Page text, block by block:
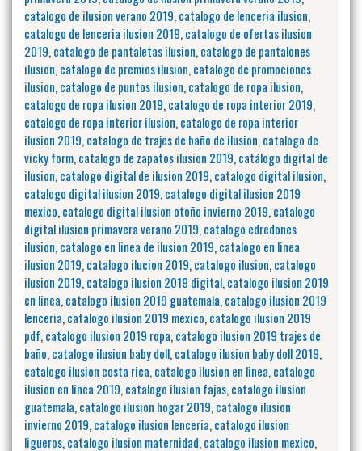
catalogo de ilusion verano 2019,catalogo de lenceria ilusion,
catalogo de lenceria ilusion 2019,catalogo de ofertas ilusion
2019,catalogo de pantaletas ilusion,catalogo de pantalones
ilusion,catalogo de premios ilusion,catalogo de promociones
ilusion,catalogo de puntos ilusion,catalogo de ropa ilusion,
catalogo de ropa ilusion 2019,catalogo de ropa interior 2019,
catalogo de ropa interior ilusion,catalogo de ropa interior
ilusion 2019,catalogo de trajes de baño de ilusion,catalogo de
vicky form,catalogo de zapatos ilusion 2019,catálogo digital de
ilusion,catalogo digital de ilusion 2019,catalogo digital ilusion,
catalogo digital ilusion 2019,catalogo digital ilusion 2019
mexico,catalogo digital ilusion otoño invierno 2019,catalogo
digital ilusion primavera verano 2019,catalogo edredones
ilusion,catalogo en linea de ilusion 2019,catalogo en linea
ilusion 2019,catalogo ilucion 2019,catalogo ilusion,catalogo
ilusion 2019,catalogo ilusion 2019 digital,catalogo ilusion 2019
en linea,catalogo ilusion 2019 guatemala,catalogo ilusion 2019
lenceria,catalogo ilusion 2019 mexico,catalogo ilusion 2019
pdf,catalogo ilusion 2019 ropa,catalogo ilusion 2019 trajes de
baño,catalogo ilusion baby doll,catalogo ilusion baby doll 2019,
catalogo ilusion costa rica,catalogo ilusion en linea,catalogo
ilusion en linea 2019,catalogo ilusion fajas,catalogo ilusion
guatemala,catalogo ilusion hogar 2019,catalogo ilusion
invierno 2019,catalogo ilusion lenceria,catalogo ilusion
ligueros,catalogo ilusion maternidad,catalogo ilusion mexico,